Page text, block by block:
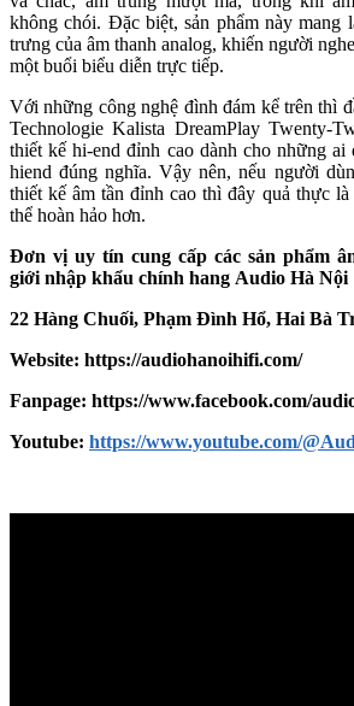
không chói. Đặc biệt, sản phẩm này mang
trưng của âm thanh analog, khiến người
một buổi biểu diễn trực tiếp.
Với những công nghệ đình đám kể trên thì
Technologie Kalista DreamPlay Twenty-
thiết kế hi-end đỉnh cao dành cho những ai
hiend đúng nghĩa. Vậy nên, nếu người
thiết kế âm tần đỉnh cao thì đây quả thực
thể hoàn hảo hơn.
Đơn vị uy tín cung cấp các sản phẩm
giới nhập khẩu chính hang Audio Hà Nội
22 Hàng Chuối, Phạm Đình Hổ, Hai Bà
Website: https://audiohanoihifi.com/
Fanpage: https://www.facebook.com/
Youtube: https://www.youtube.com/